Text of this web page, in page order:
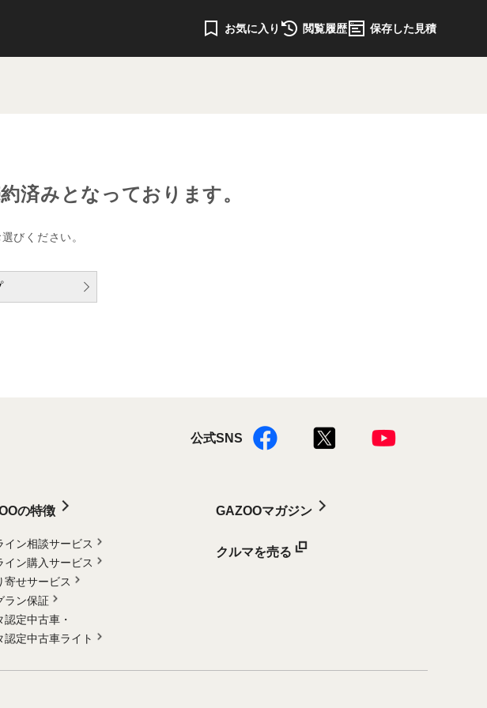
お気に入り 閲覧履歴 保存した見積
済みとなっております。
びください。
公式SNS
の特徴
イン相談サービス
イン購入サービス
寄せサービス
ラン保証
認定中古車・
認定中古車ライト
GAZOOマガジン
クルマを売る